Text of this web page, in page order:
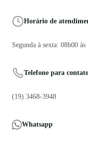
Horário de
Segunda à sexta: 08h00 às
Telefone para
(19) 3468-3948
Whatsapp